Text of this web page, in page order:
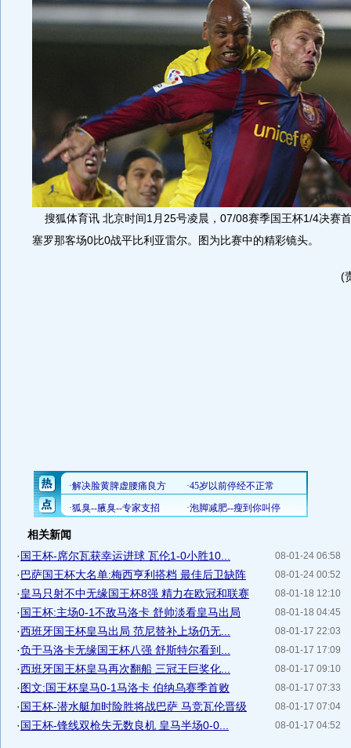
搜狐体育讯 北京时间1月25号凌晨，07/08赛季国王杯1/4决赛
塞罗那客场0比0战平比利亚雷尔。图为比赛中的精彩镜头。
(
相关新闻
08-01-24 06:58
·国王杯-席尔瓦获幸运进球 瓦伦1-0小胜10...
08-01-24 00:52
·巴萨国王杯大名单:梅西亨利搭档 最佳后卫缺阵
08-01-18 12:10
·皇马只射不中无缘国王杯8强 精力在欧冠和联赛
08-01-18 04:45
·国王杯:主场0-1不敌马洛卡 舒帅淡看皇马出局
08-01-17 22:03
·西班牙国王杯皇马出局 范尼替补上场仍无...
08-01-17 17:09
·负于马洛卡无缘国王杯八强 舒斯特尔看到...
08-01-17 09:10
·西班牙国王杯皇马再次翻船 三冠王巨奖化...
08-01-17 07:33
·图文:国王杯皇马0-1马洛卡 伯纳乌赛季首败
08-01-17 07:04
·国王杯-潜水艇加时险胜将战巴萨 马竞瓦伦晋级
08-01-17 04:52
·国王杯-锋线双枪失无数良机 皇马半场0-0...